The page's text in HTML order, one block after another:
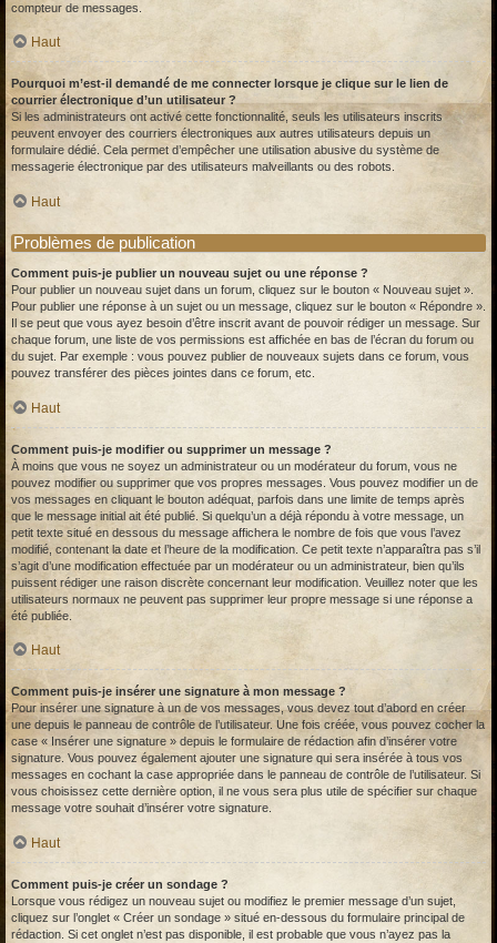
compteur de messages.
Haut
Pourquoi m’est-il demandé de me connecter lorsque je clique sur le lien de
courrier électronique d’un utilisateur ?
Si les administrateurs ont activé cette fonctionnalité, seuls les utilisateurs inscrits
peuvent envoyer des courriers électroniques aux autres utilisateurs depuis un
formulaire dédié. Cela permet d’empêcher une utilisation abusive du système de
messagerie électronique par des utilisateurs malveillants ou des robots.
Haut
Problèmes de publication
Comment puis-je publier un nouveau sujet ou une réponse ?
Pour publier un nouveau sujet dans un forum, cliquez sur le bouton « Nouveau sujet ».
Pour publier une réponse à un sujet ou un message, cliquez sur le bouton « Répondre ».
Il se peut que vous ayez besoin d’être inscrit avant de pouvoir rédiger un message. Sur
chaque forum, une liste de vos permissions est affichée en bas de l’écran du forum ou
du sujet. Par exemple : vous pouvez publier de nouveaux sujets dans ce forum, vous
pouvez transférer des pièces jointes dans ce forum, etc.
Haut
Comment puis-je modifier ou supprimer un message ?
À moins que vous ne soyez un administrateur ou un modérateur du forum, vous ne
pouvez modifier ou supprimer que vos propres messages. Vous pouvez modifier un de
vos messages en cliquant le bouton adéquat, parfois dans une limite de temps après
que le message initial ait été publié. Si quelqu’un a déjà répondu à votre message, un
petit texte situé en dessous du message affichera le nombre de fois que vous l’avez
modifié, contenant la date et l’heure de la modification. Ce petit texte n’apparaîtra pas s’il
s’agit d’une modification effectuée par un modérateur ou un administrateur, bien qu’ils
puissent rédiger une raison discrète concernant leur modification. Veuillez noter que les
utilisateurs normaux ne peuvent pas supprimer leur propre message si une réponse a
été publiée.
Haut
Comment puis-je insérer une signature à mon message ?
Pour insérer une signature à un de vos messages, vous devez tout d’abord en créer
une depuis le panneau de contrôle de l’utilisateur. Une fois créée, vous pouvez cocher la
case « Insérer une signature » depuis le formulaire de rédaction afin d’insérer votre
signature. Vous pouvez également ajouter une signature qui sera insérée à tous vos
messages en cochant la case appropriée dans le panneau de contrôle de l’utilisateur. Si
vous choisissez cette dernière option, il ne vous sera plus utile de spécifier sur chaque
message votre souhait d’insérer votre signature.
Haut
Comment puis-je créer un sondage ?
Lorsque vous rédigez un nouveau sujet ou modifiez le premier message d’un sujet,
cliquez sur l’onglet « Créer un sondage » situé en-dessous du formulaire principal de
rédaction. Si cet onglet n’est pas disponible, il est probable que vous n’ayez pas la